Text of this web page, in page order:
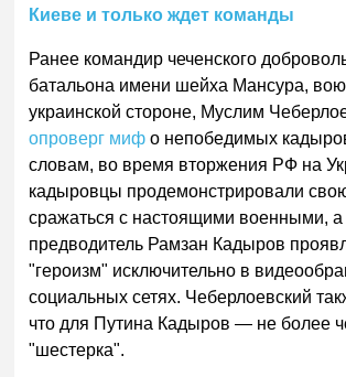
Киеве и только ждет команды
Ранее командир чеченского
батальона имени шейха Мансура,
украинской стороне, Муслим
опроверг миф о непобедимых
словам, во время вторжения РФ на
кадыровцы продемонстрировали
сражаться с настоящими военными, а
предводитель Рамзан Кадыров
"героизм" исключительно в
социальных сетях. Чеберлоевский
что для Путина Кадыров — не более
"шестерка".